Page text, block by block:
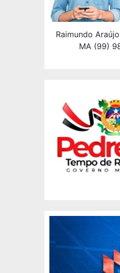
Raimundo
MA (99)